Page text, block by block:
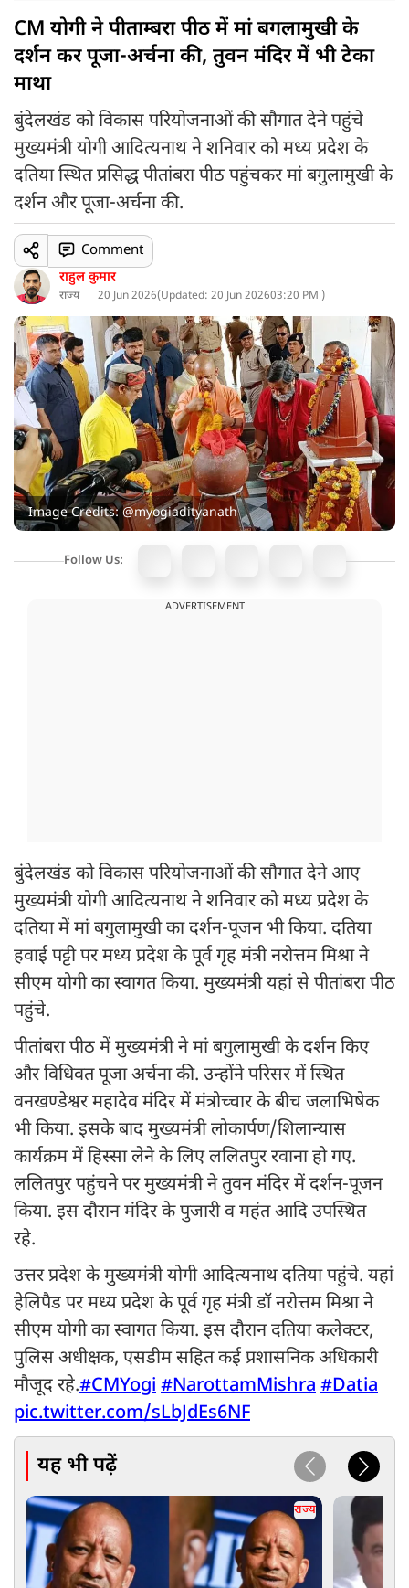
CM योगी ने पीताम्बरा पीठ में मां बगलामुखी के
दर्शन कर पूजा-अर्चना की, तुवन मंदिर में भी टेका
माथा
बुंदेलखंड को विकास परियोजनाओं की सौगात देने पहुंचे
मुख्यमंत्री योगी आदित्यनाथ ने शनिवार को मध्य प्रदेश के
दतिया स्थित प्रसिद्ध पीतांबरा पीठ पहुंचकर मां बगुलामुखी के
दर्शन और पूजा-अर्चना की.
राहुल कुमार
राज्य 20 Jun 2026(Updated: 20 Jun 202603:20 PM )
Comment
Image Credits: @myogiadityanath
Follow Us:
ADVERTISEMENT
बुंदेलखंड को विकास परियोजनाओं की सौगात देने आए
मुख्यमंत्री योगी आदित्यनाथ ने शनिवार को मध्य प्रदेश के
दतिया में मां बगुलामुखी का दर्शन-पूजन भी किया. दतिया
हवाई पट्टी पर मध्य प्रदेश के पूर्व गृह मंत्री नरोत्तम मिश्रा ने
सीएम योगी का स्वागत किया. मुख्यमंत्री यहां से पीतांबरा पीठ
पहुंचे.
पीतांबरा पीठ में मुख्यमंत्री ने मां बगुलामुखी के दर्शन किए
और विधिवत पूजा अर्चना की. उन्होंने परिसर में स्थित
वनखण्डेश्वर महादेव मंदिर में मंत्रोच्चार के बीच जलाभिषेक
भी किया. इसके बाद मुख्यमंत्री लोकार्पण/शिलान्यास
कार्यक्रम में हिस्सा लेने के लिए ललितपुर रवाना हो गए.
ललितपुर पहुंचने पर मुख्यमंत्री ने तुवन मंदिर में दर्शन-पूजन
किया. इस दौरान मंदिर के पुजारी व महंत आदि उपस्थित
रहे.
उत्तर प्रदेश के मुख्यमंत्री योगी आदित्यनाथ दतिया पहुंचे. यहां
हेलिपैड पर मध्य प्रदेश के पूर्व गृह मंत्री डॉ नरोत्तम मिश्रा ने
सीएम योगी का स्वागत किया. इस दौरान दतिया कलेक्टर,
पुलिस अधीक्षक, एसडीम सहित कई प्रशासनिक अधिकारी
मौजूद रहे.#CMYogi#NarottamMishra#Datia
pic.twitter.com/sLbJdEs6NF
यह भी पढ़ें
राज्य